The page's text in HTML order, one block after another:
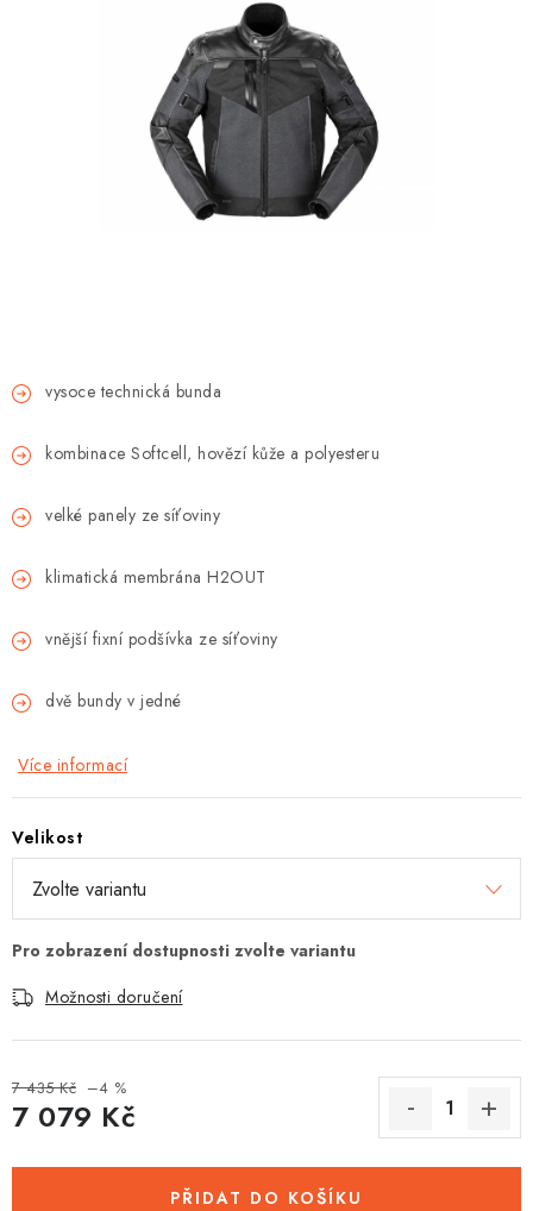
NÁPLNĚ A KAPALINY
Podmínky ochrany osobních údajů
vysoce technická bunda
kombinace Softcell, hovězí kůže a polyesteru
velké panely ze síťoviny
klimatická membrána H2OUT
vnější fixní podšívka ze síťoviny
dvě bundy v jedné
Více informací
Velikost
Možnosti doručení
7 435 Kč –4 %
7 079 Kč
PŘIDAT DO KOŠÍKU